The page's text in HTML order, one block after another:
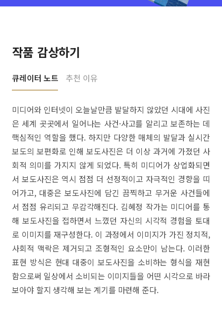
작품 감상하기
큐레이터 노트 추천 이유
미디어와 인터넷이 오늘날만큼 발달하지 않았던 시대에 사진
은 세계 곳곳에서 일어나는 사건·사고를 알리고 보존하는 데
핵심적인 역할을 했다. 하지만 다양한 매체의 발달과 실시간
보도의 보편화로 인해 보도사진은 더 이상 과거에 가졌던 사
회적 의미를 가지지 않게 되었다. 특히 미디어가 상업화되면
서 보도사진은 역시 점점 더 선정적이고 자극적인 경향을 띠
어가고, 대중은 보도사진에 담긴 끔찍하고 무거운 사건들에
서 점점 유리되고 무감각해진다. 김혜정 작가는 미디어를 통
해 보도사진을 접하면서 느꼈던 자신의 시각적 경험을 토대
로 이미지를 재구성한다. 이 과정에서 이미지가 가진 정치적,
사회적 맥락은 제거되고 조형적인 요소만이 남는다. 이러한
표현 방식은 현대 대중이 보도사진을 소비하는 형식을 재현
함으로써 일상에서 소비되는 이미지들을 어떤 시각으로 바라
보아야 할지 생각해 보는 계기를 마련해 준다.